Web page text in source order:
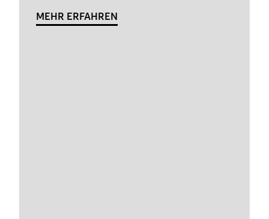
MEHR ERFAHREN